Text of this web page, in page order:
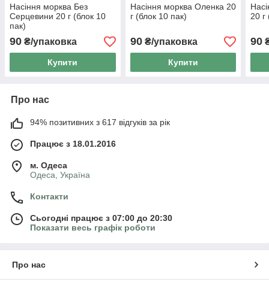
Насіння морква Без
Серцевини 20 г (блок 10
пак)
90 ₴/упаковка
Купити
Насіння морква Оленка 20
г (блок 10 пак)
90₴/упаковка
Купити
20 г
90
Про нас
94% позитивних з 617 відгуків за рік
Працює з 18.01.2016
м. Одеса
Одеса, Україна
Контакти
Сьогодні працює з 07:00 до 20:30
Показати весь графік роботи
Про нас